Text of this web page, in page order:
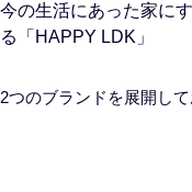
今の生活にあった家に
る「HAPPY LDK」
2つのブランドを展開して